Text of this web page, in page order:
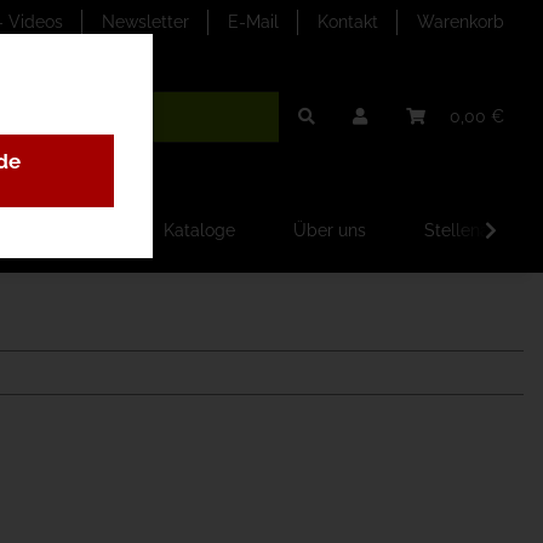
Videos Newsletter E-Mail Kontakt Warenkorb
0,00 €
Kataloge Über uns